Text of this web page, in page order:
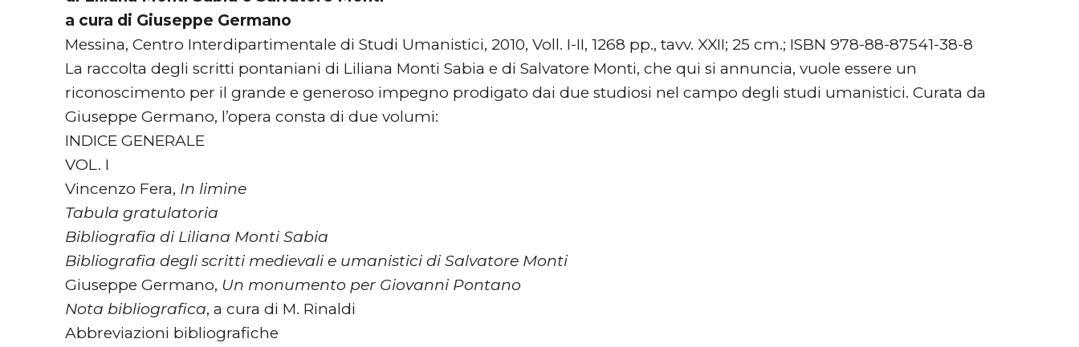
a cura di Giuseppe Germano
Messina, Centro Interdipartimentale di Studi Umanistici, 2010, Voll. I-II, 1268 pp., tavv. XXII; 25 cm.; ISBN 978-88-87541-38-8
La raccolta degli scritti pontaniani di Liliana Monti Sabia e di Salvatore Monti, che qui si annuncia, vuole essere un
riconoscimento per il grande e generoso impegno prodigato dai due studiosi nel campo degli studi umanistici. Curata da
Giuseppe Germano, l’opera consta di due volumi:
INDICE GENERALE
VOL. I
Vincenzo Fera, In limine
Tabula gratulatoria
Bibliografia di Liliana Monti Sabia
Bibliografia degli scritti medievali e umanistici di Salvatore Monti
Giuseppe Germano, Un monumento per Giovanni Pontano
Nota bibliografica, a cura di M. Rinaldi
Abbreviazioni bibliografiche